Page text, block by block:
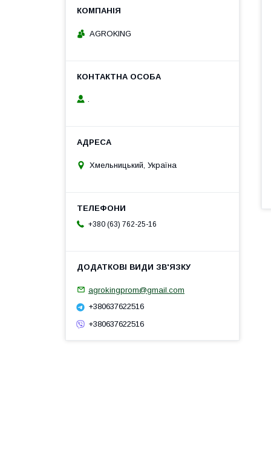
AGROKING
.
Хмельницький, Україна
+380 (63) 762-25-16
agrokingprom@gmail.com
+380637622516
+380637622516